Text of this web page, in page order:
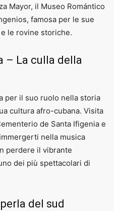
Mayor, il Museo Romántico
famosa per le sue
le rovine storiche.
– La culla della
per il suo ruolo nella storia
cultura afro-cubana. Visita
de Santa Ifigenia e
nella musica
perdere il vibrante
dei più spettacolari di
del sud